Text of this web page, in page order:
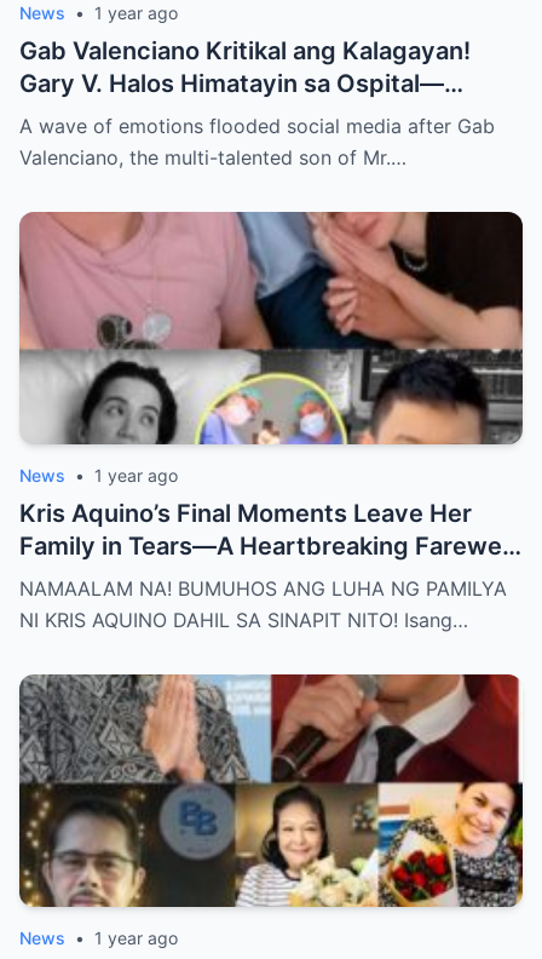
News • 1 year ago
Gab Valenciano Kritikal ang Kalagayan!
Gary V. Halos Himatayin sa Ospital—
Nakakaiyak ang Panalangin ng Pamilya
Habang Nasa Bingit ng Kamatayan ang
A wave of emotions flooded social media after Gab
Valenciano, the multi-talented son of Mr.…
News • 1 year ago
Kris Aquino’s Final Moments Leave Her
Family in Tears—A Heartbreaking Farewell
That Shocks the Entire Nation as the Truth
Behind Her Emotional Last Days Is Finally
Grief, and Prayers from Fans Across the
Philippines and Around the World.
NAMAALAM NA! BUMUHOS ANG LUHA NG PAMILYA
NI KRIS AQUINO DAHIL SA SINAPIT NITO! Isang…
News • 1 year ago